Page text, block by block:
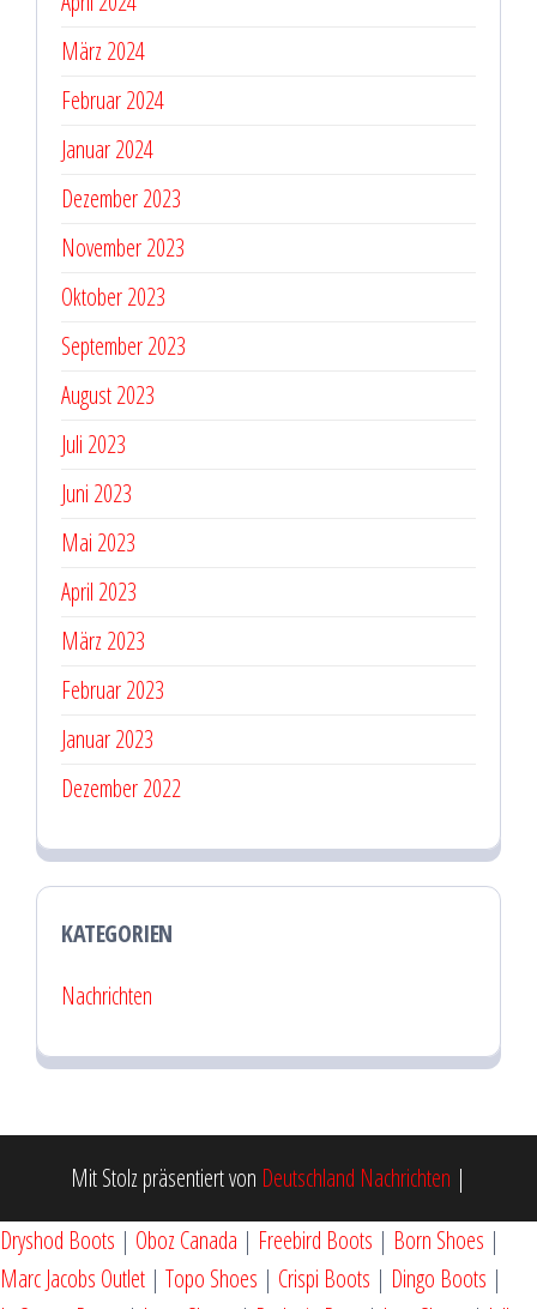
März 2024
Februar 2024
Januar 2024
Dezember 2023
November 2023
Oktober 2023
September 2023
August 2023
Juli 2023
Juni 2023
Mai 2023
April 2023
März 2023
Februar 2023
Januar 2023
Dezember 2022
KATEGORIEN
Nachrichten
Mit Stolz präsentiert von Deutschland Nachrichten |
Dryshod Boots | Oboz Canada | Freebird Boots | Born Shoes |
Marc Jacobs Outlet | Topo Shoes | Crispi Boots | Dingo Boots |